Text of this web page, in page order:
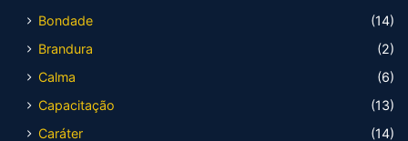
Bondade
(14)
Brandura
(2)
Calma
(6)
Capacitação
(13)
Caráter
(14)